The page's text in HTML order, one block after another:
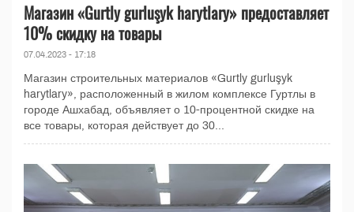
Магазин «Gurtly gurluşyk harytlary» предоставляет
10% скидку на товары
07.04.2023 - 17:18
Магазин строительных материалов «Gurtly gurluşyk
harytlary», расположенный в жилом комплексе Гуртлы в
городе Ашхабад, объявляет о 10-процентной скидке на
все товары, которая действует до 30...